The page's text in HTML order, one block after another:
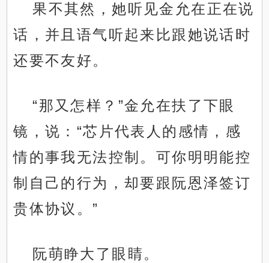
果不其然，她听见金允在正在说
话，并且语气听起来比跟她说话时
还要不友好。
“那又怎样？”金允在扶了下眼
镜，说：“芯片代表人的感情，感
情的事我无法控制。可你明明能控
制自己的行为，却要跟阮恩泽签订
贵体协议。”
阮萌睁大了眼睛。